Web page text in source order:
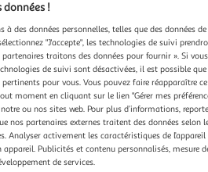
données !
des données personnelles, telles que des données
"J'accepte", les technologies de suivi
traitons des données pour fournir ». Si
de suivi sont désactivées, il est possible
pour vous. Vous pouvez faire réapparaître
moment en cliquant sur le lien "Gérer mes
ou nos sites web. Pour plus d’informations,
nos partenaires externes traitent des données selon
Analyser activement les caractéristiques de
Publicités et contenu personnalisés, mesure
de services.